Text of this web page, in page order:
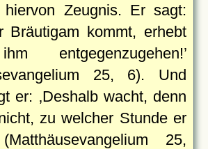
Zeugnis. Er sagt:
Bräutigam kommt, erhebt
entgegenzugehen!
25, 6). Und
er:
Deshalb wacht, denn
zu welcher Stunde er
25,